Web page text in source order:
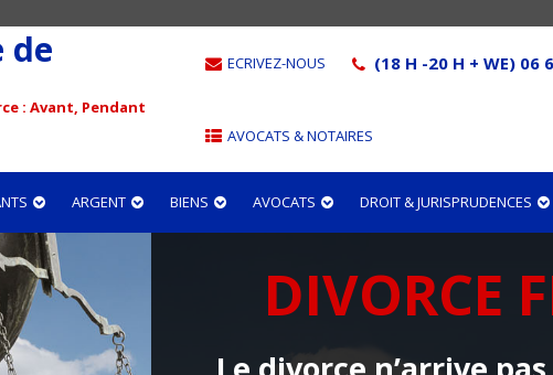
de
: Avant, Pendant
ECRIVEZ-NOUS (18 H -20 H + WE) 06
AVOCATS & NOTAIRES
ARGENT BIENS AVOCATS DROIT & JURISPRUDENCES
DIVORCE